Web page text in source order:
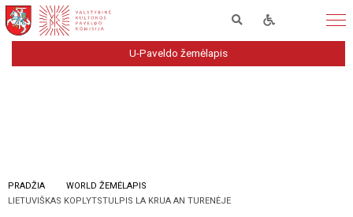
U-Paveldo žemėlapis
PRADŽIA
WORLD ŽEMĖLAPIS
LIETUVIŠKAS KOPLYTSTULPIS LA KRUA AN TURENĖJE